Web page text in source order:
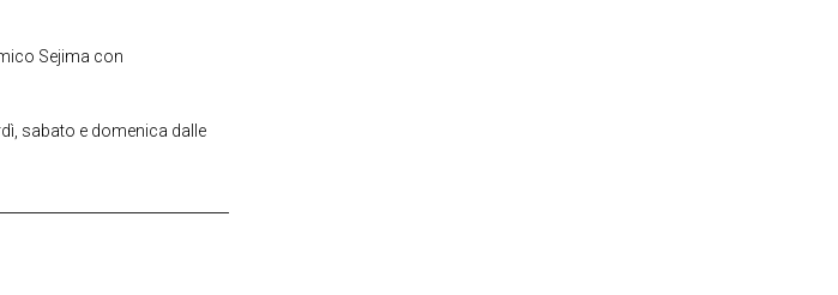
Sejima con
sabato e domenica dalle